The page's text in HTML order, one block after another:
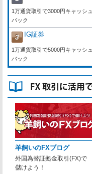
1万通貨取引で3000円キャッシュ
バック
IG証券
1万通貨取引で5000円キャッシュ
バック
羊飼いのFXブログ
外国為替証拠金取引(FX)で
儲けよう！